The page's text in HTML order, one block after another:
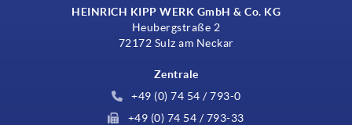
HEINRICH KIPP WERK GmbH & Co. KG
Heubergstraße 2
72172 Sulz am Neckar
Zentrale
+49 (0) 74 54 / 793-0
+49 (0) 74 54 / 793-33